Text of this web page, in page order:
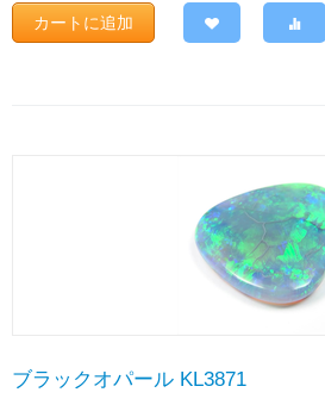
カートに追加
ブラックオパール KL3871